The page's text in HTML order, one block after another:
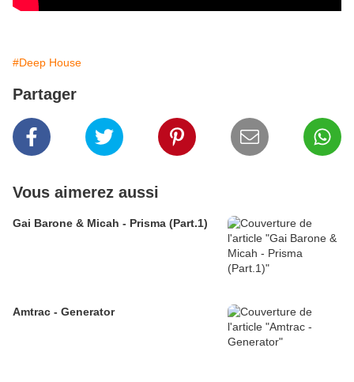
#Deep House
Partager
Vous aimerez aussi
Gai Barone & Micah - Prisma (Part.1)
Amtrac - Generator